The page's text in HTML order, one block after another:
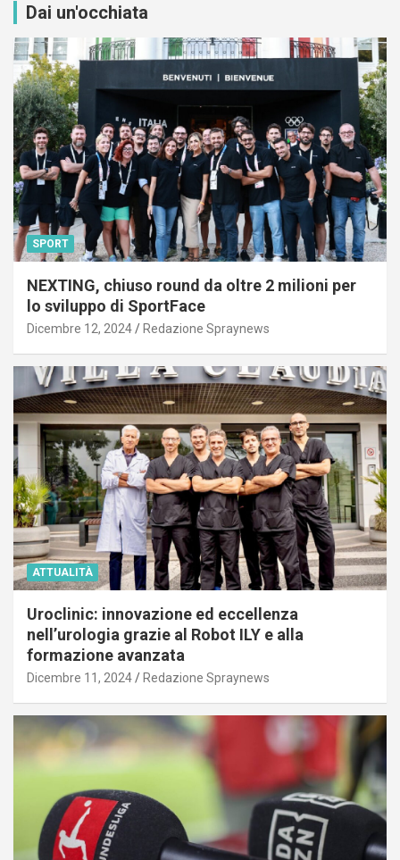
Dai un'occhiata
SPORT
NEXTING, chiuso round da oltre 2 milioni per
lo sviluppo di SportFace
Dicembre 12, 2024 Redazione Spraynews
ATTUALITÀ
Uroclinic: innovazione ed eccellenza
nell’urologia grazie al Robot ILY e alla
formazione avanzata
Dicembre 11, 2024 Redazione Spraynews